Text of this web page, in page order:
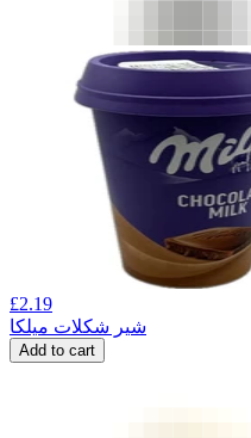
£2.19
شیر شکلات میلکا
Add to cart